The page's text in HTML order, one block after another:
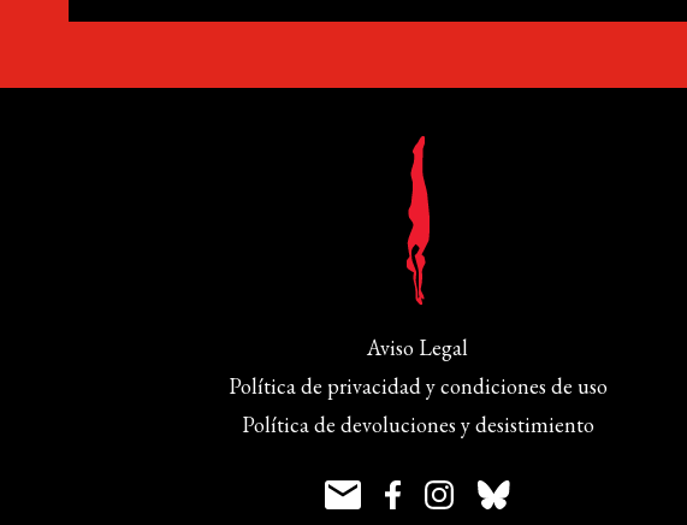
Aviso Legal
Política de privacidad y condiciones de uso
Política de devoluciones y desistimiento